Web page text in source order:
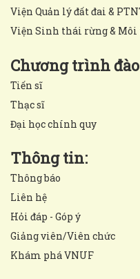
Viện Quản lý đất đai &
Viện Sinh thái rừng &
Chương trình
Tiến sĩ
Thạc sĩ
Đại học chính quy
Thông tin:
Thông báo
Liên hệ
Hỏi đáp - Góp ý
Giảng viên/Viên chức
Khám phá VNUF